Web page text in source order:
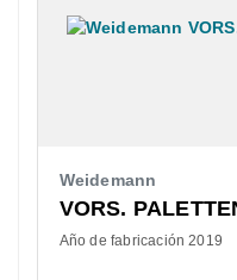
Weidemann
VORS.
Año de fabricación 2019